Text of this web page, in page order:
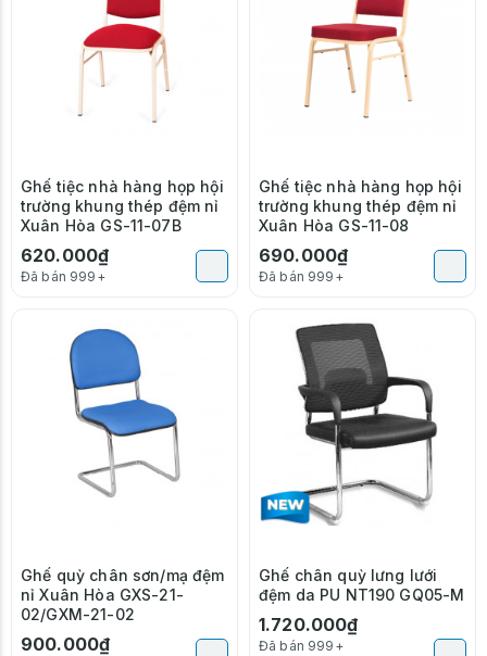
Ghế tiệc nhà hàng họp hội
trường khung thép đệm nỉ
Xuân Hòa GS-11-07B
620.000₫
Đã bán 999+
Ghế tiệc nhà hàng họp hội
trường khung thép đệm nỉ
Xuân Hòa GS-11-08
690.000₫
Đã bán 999+
Ghế quỳ chân sơn/mạ đệm
nỉ Xuân Hòa GXS-21-
02/GXM-21-02
900.000₫
Ghế chân quỳ lưng lưới
đệm da PU NT190 GQ05-M
1.720.000₫
Đã bán 999+